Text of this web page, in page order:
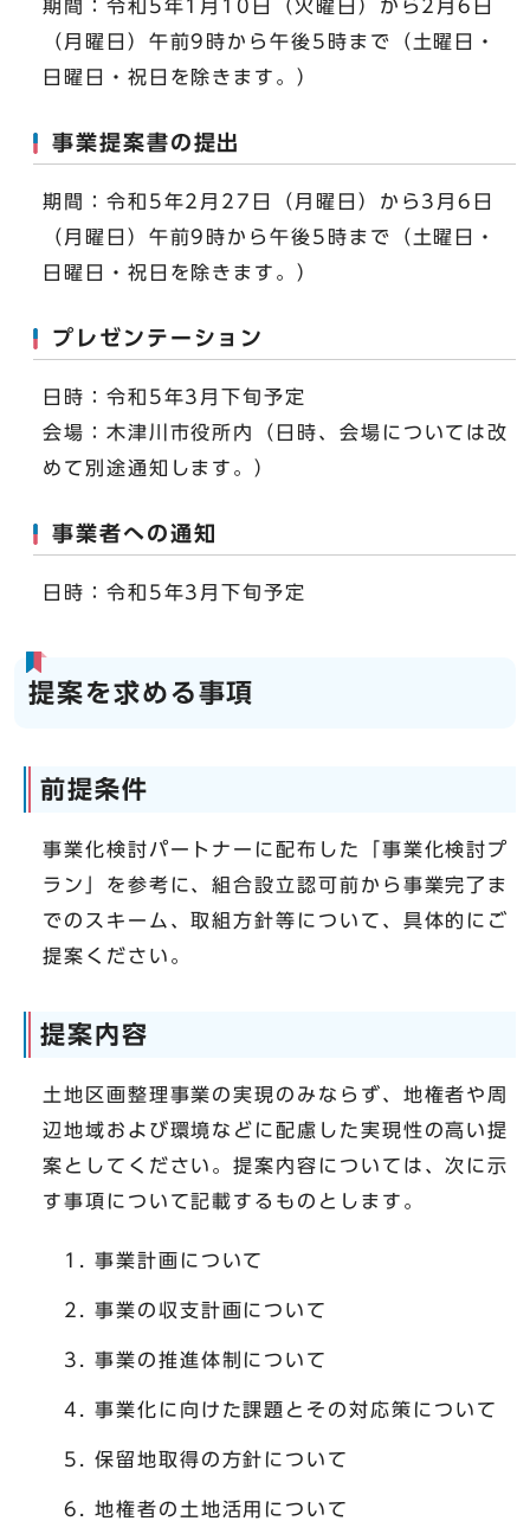
期間：令和5年1月10日（火曜日）から2月6日
（月曜日）午前9時から午後5時まで（土曜日・
日曜日・祝日を除きます。）
事業提案書の提出
期間：令和5年2月27日（月曜日）から3月6日
（月曜日）午前9時から午後5時まで（土曜日・
日曜日・祝日を除きます。）
プレゼンテーション
日時：令和5年3月下旬予定
会場：木津川市役所内（日時、会場については改
めて別途通知します。）
事業者への通知
日時：令和5年3月下旬予定
提案を求める事項
前提条件
事業化検討パートナーに配布した「事業化検討プ
ラン」を参考に、組合設立認可前から事業完了ま
でのスキーム、取組方針等について、具体的にご
提案ください。
提案内容
土地区画整理事業の実現のみならず、地権者や周
辺地域および環境などに配慮した実現性の高い提
案としてください。提案内容については、次に示
す事項について記載するものとします。
事業計画について
事業の収支計画について
事業の推進体制について
事業化に向けた課題とその対応策について
保留地取得の方針について
地権者の土地活用について